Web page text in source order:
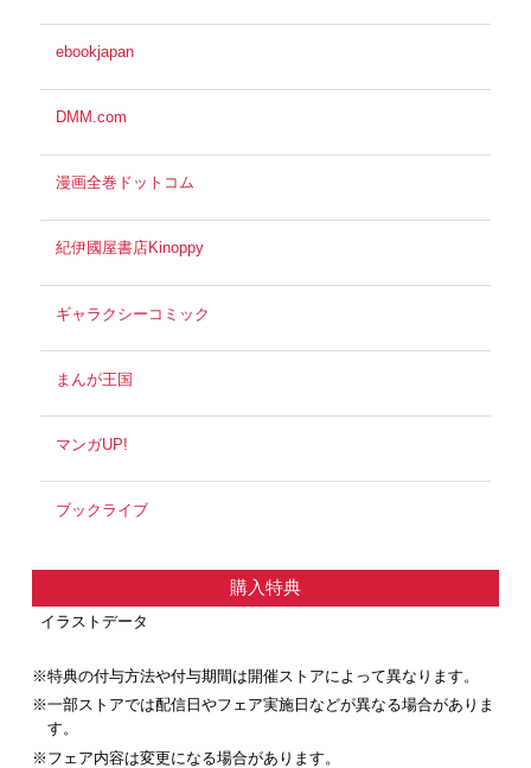
ebookjapan
DMM.com
漫画全巻ドットコム
紀伊國屋書店Kinoppy
ギャラクシーコミック
まんが王国
マンガUP!
ブックライブ
購入特典
イラストデータ
※特典の付与方法や付与期間は開催ストアによって異なります。
※一部ストアでは配信日やフェア実施日などが異なる場合がありま
す。
※フェア内容は変更になる場合があります。